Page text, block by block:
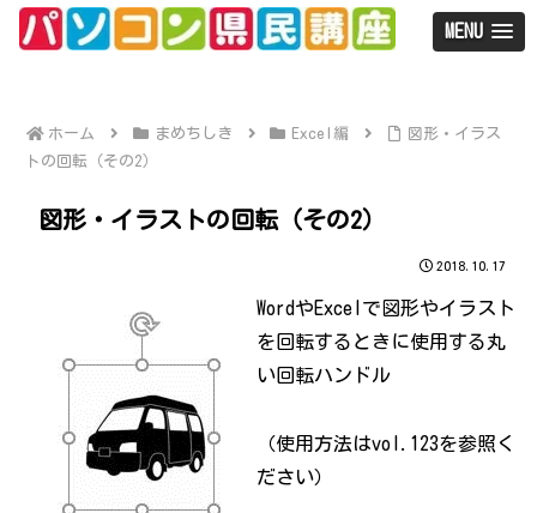
MENU
ホーム まめちしき Excel編
図形・イラス
トの回転（その2）
図形・イラストの回転（その2）
2018.10.17
WordやExcelで図形やイラスト
を回転するときに使用する丸
い回転ハンドル
（使用方法はvol.123を参照く
ださい）